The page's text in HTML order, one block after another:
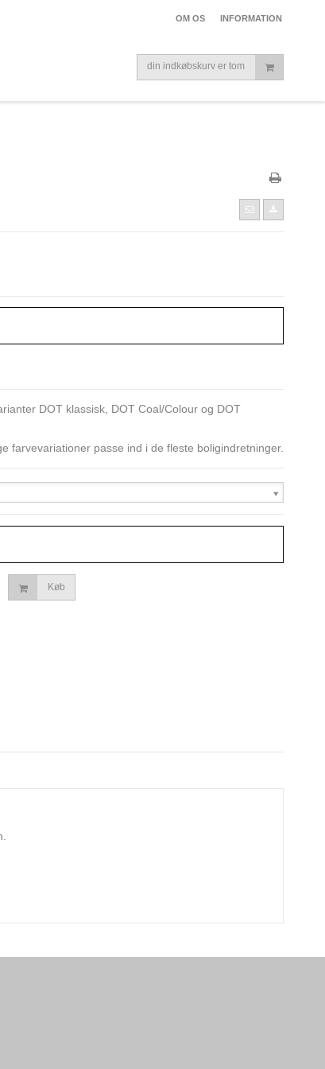
OM OS INFORMATION
din indkøbskurv er tom
DOT klassisk, DOT Coal/Colour og DOT
farvevariationer passe ind i de fleste boligindretninger.
Køb